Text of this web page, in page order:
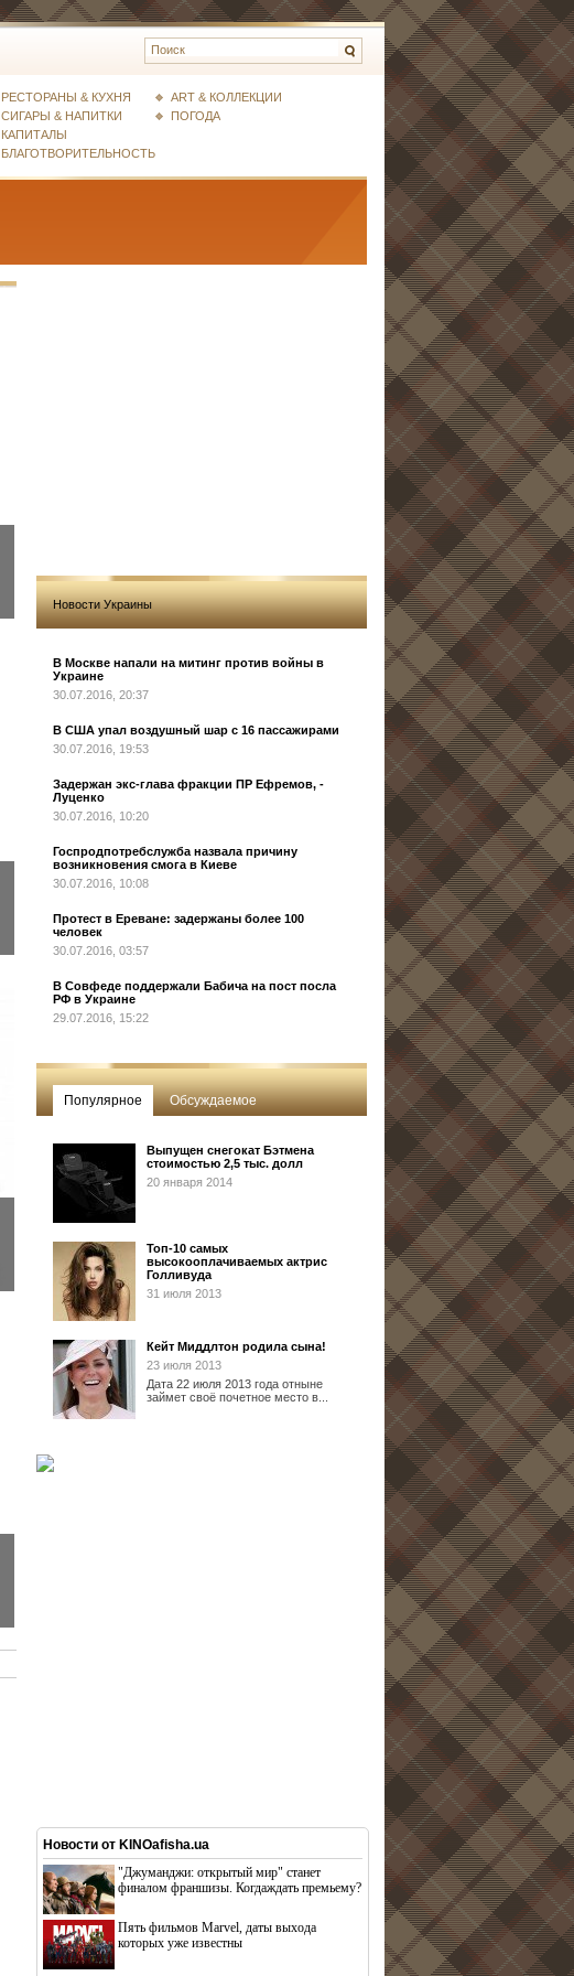
РЕСТОРАНЫ & КУХНЯ
СИГАРЫ & НАПИТКИ
КАПИТАЛЫ
БЛАГОТВОРИТЕЛЬНОСТЬ
ART & КОЛЛЕКЦИИ
ПОГОДА
Новости Украины
В Москве напали на митинг против войны в
Украине
30.07.2016, 20:37
В США упал воздушный шар с 16 пассажирами
30.07.2016, 19:53
Задержан экс-глава фракции ПР Ефремов, -
Луценко
30.07.2016, 10:20
Госпродпотребслужба назвала причину
возникновения смога в Киеве
30.07.2016, 10:08
Протест в Ереване: задержаны более 100
человек
30.07.2016, 03:57
В Совфеде поддержали Бабича на пост посла
РФ в Украине
29.07.2016, 15:22
Популярное Обсуждаемое
Выпущен снегокат Бэтмена
стоимостью 2,5 тыс. долл
20 января 2014
Топ-10 самых
высокооплачиваемых актрис
Голливуда
31 июля 2013
Кейт Миддлтон родила сына!
23 июля 2013
Дата 22 июля 2013 года отныне
займет своё почетное место в...
Новости от KINOafisha.ua
"Джуманджи: открытый мир" станет
финалом франшизы. Когдаждать премьему?
Пять фильмов Marvel, даты выхода
которых уже известны